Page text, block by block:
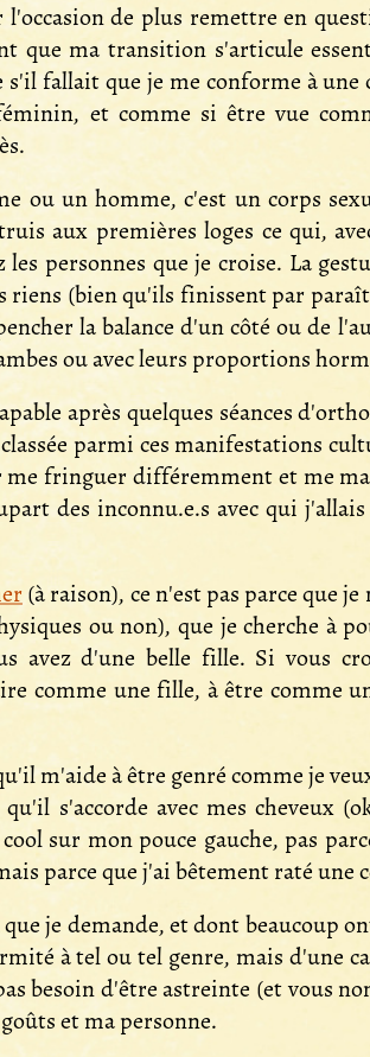
de plus remettre en
que ma transition s'articule
fallait que je me conforme à
et comme si être vue
ou un homme, c'est un corps
aux premières loges ce qui,
personnes que je croise. La
riens (bien qu'ils finissent par
la balance d'un côté ou de
ou avec leurs proportions
après quelques séances
parmi ces manifestations
fringuer différemment et me
des inconnu.e.s avec qui
(à raison), ce n'est pas parce que je
ou non), que je cherche à
avez d'une belle fille. Si vous
comme une fille, à être comme
m'aide à être genré comme je
s'accorde avec mes cheveux
sur mon pouce gauche, pas
parce que j'ai bêtement raté une
je demande, et dont beaucoup
à tel ou tel genre, mais d'une
besoin d'être astreinte (et vous
et ma personne.